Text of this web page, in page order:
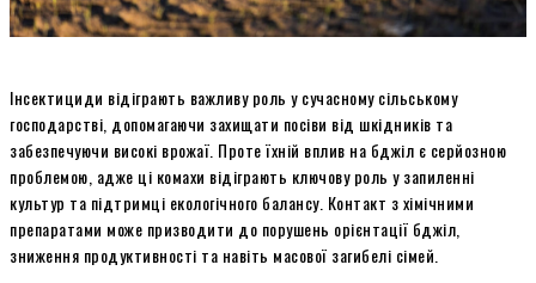
Інсектициди відіграють важливу роль у сучасному сільському
господарстві, допомагаючи захищати посіви від шкідників та
забезпечуючи високі врожаї. Проте їхній вплив на бджіл є серйозною
проблемою, адже ці комахи відіграють ключову роль у запиленні
культур та підтримці екологічного балансу. Контакт з хімічними
препаратами може призводити до порушень орієнтації бджіл,
зниження продуктивності та навіть масової загибелі сімей.